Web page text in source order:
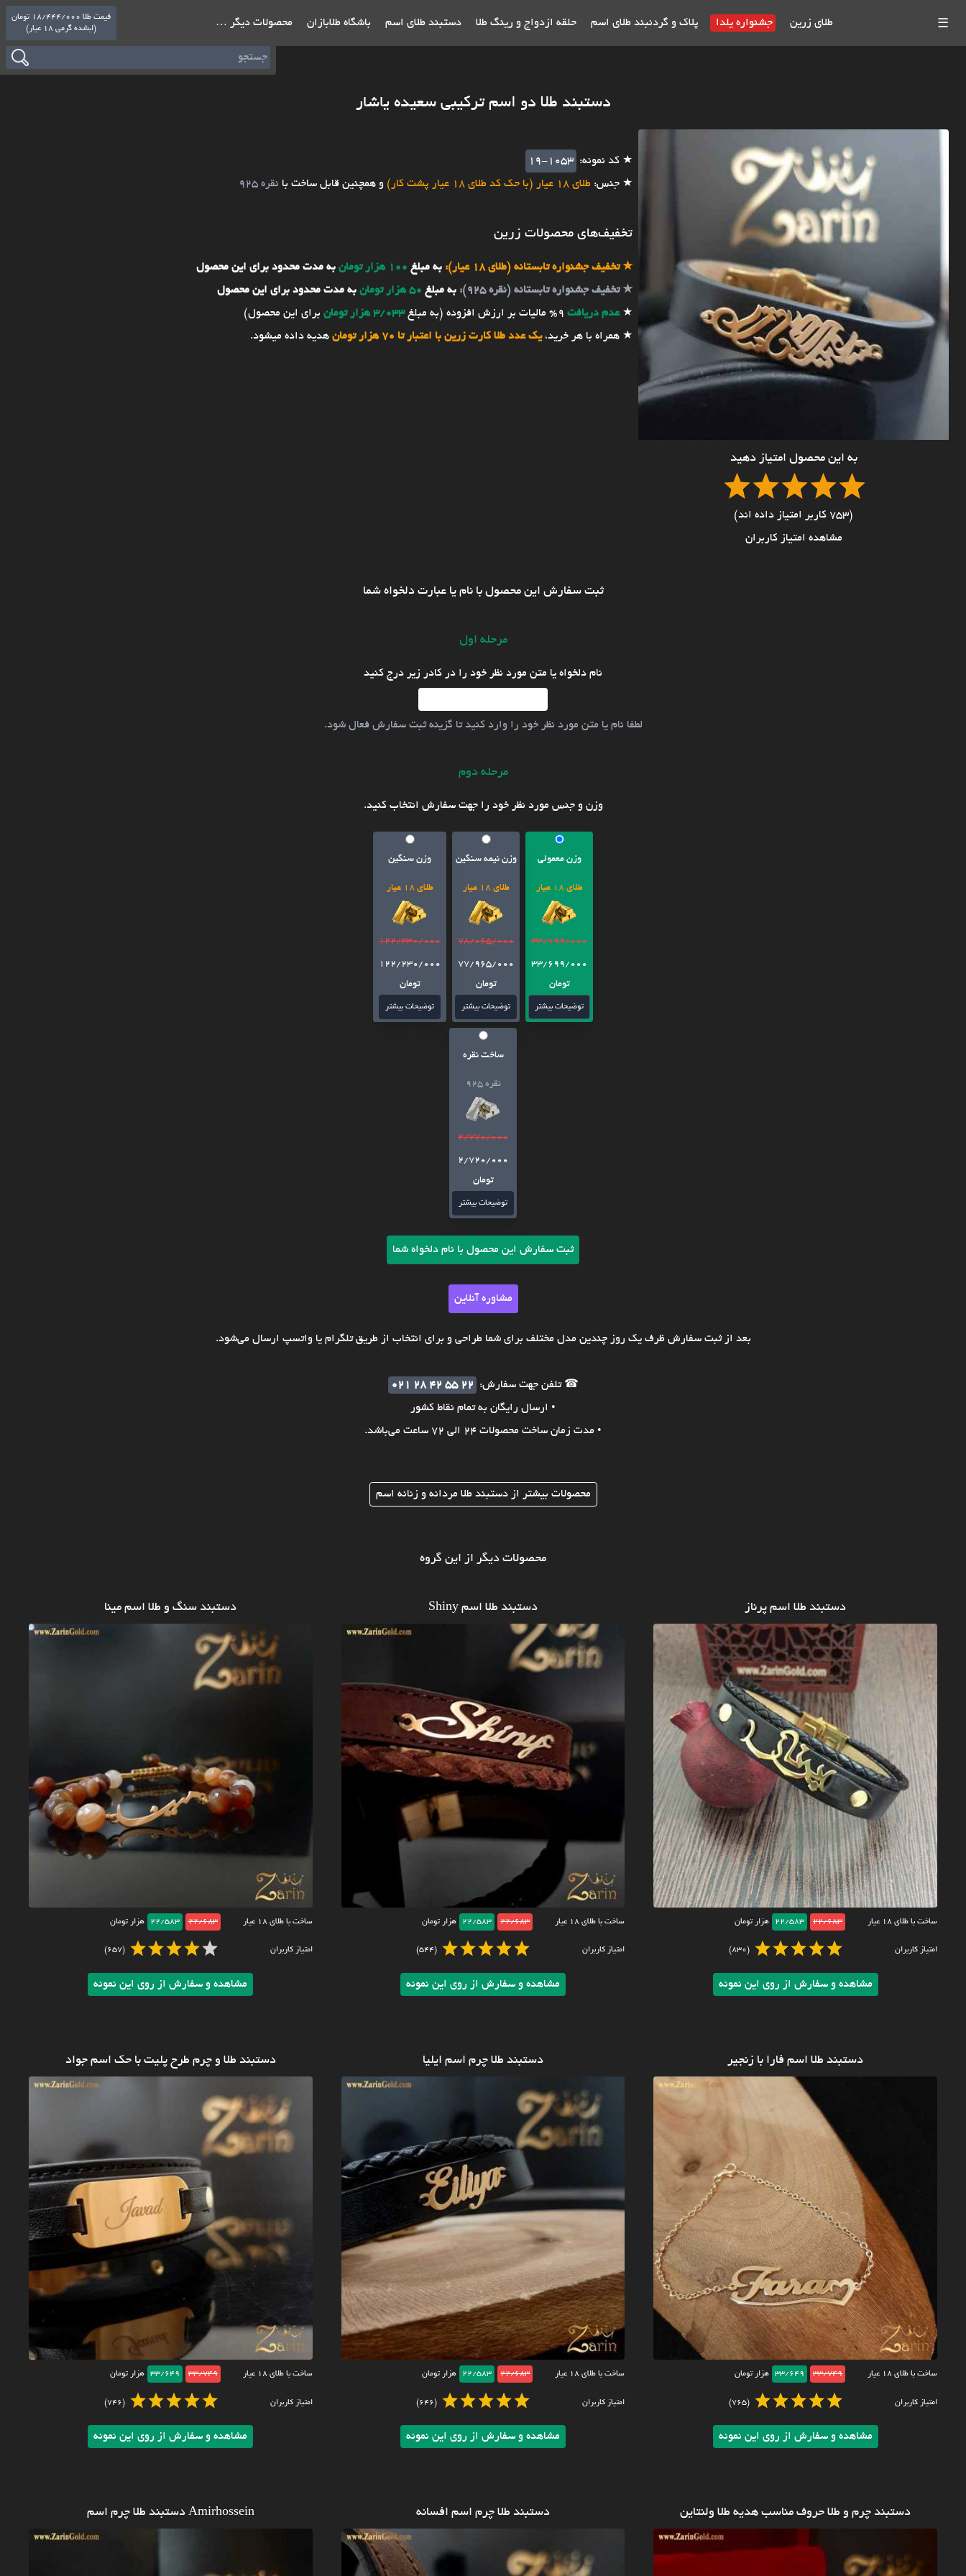
☰ طلای زرین جشنواره یلدا پلاک و گردنبند طلای اسم حلقه ازدواج و رینگ طلا دستبند طلای اسم باشگاه طلابازان محصولات دیگر …
قیمت طلا 18/444/000 تومان
(ابشده گرمی 18 عیار)
دستبند طلا دو اسم ترکیبی سعیده یاشار
به این محصول امتیاز دهید
(753 کاربر امتیاز داده اند)
مشاهده امتیاز کاربران
★ کد نمونه: 19-1053
★ جنس: طلای 18 عیار (با حک کد طلای 18 عیار پشت کار) و همچنین قابل ساخت با نقره 925
تخفیف‌های محصولات زرین
★تخفیف جشنواره تابستانه (طلای 18 عیار): به مبلغ 100 هزار تومان
به مدت محدود برای این محصول
★تخفیف جشنواره تابستانه (نقره 925): به مبلغ 50 هزار تومان
به مدت محدود برای این محصول
★عدم دریافت 9% مالیات بر ارزش افزوده (به مبلغ 3/033 هزار تومان
برای این محصول)
★ همراه با هر خرید،یک عدد طلا کارت زرین با اعتبار تا 70 هزار تومان هدیه داده میشود.
ثبت سفارش این محصول با نام یا عبارت دلخواه شما
مرحله اول
نام دلخواه یا متن مورد نظر خود را در کادر زیر درج کنید
لطفا نام یا متن مورد نظر خود را وارد کنید تا گزینه ثبت سفارش فعال شود.
مرحله دوم
وزن و جنس مورد نظر خود را جهت سفارش انتخاب کنید.
وزن معمولی
طلای 18 عیار
33/799/000
33/699/000
تومان
توضیحات بیشتر
وزن نیمه سنگین
طلای 18 عیار
78/065/000
77/965/000
تومان
توضیحات بیشتر
وزن سنگین
طلای 18 عیار
122/330/000
122/230/000
تومان
توضیحات بیشتر
ساخت نقره
نقره 925
2/770/000
2/720/000
تومان
توضیحات بیشتر
ثبت سفارش این محصول با نام دلخواه شما
مشاوره آنلاین
بعد از ثبت سفارش ظرف یک روز چندین مدل مختلف برای شما طراحی و برای انتخاب از طریق تلگرام یا واتسپ ارسال می‌شود.
☎ تلفن جهت سفارش:
021 28 42 55 22
• ارسال رایگان به تمام نقاط کشور
• مدت زمان ساخت محصولات 24 الی 72 ساعت می‌باشد.
محصولات بیشتر از دستبند طلا مردانه و زنانه اسم
محصولات دیگر از این گروه
دستبند طلا اسم پرناز
ساخت با طلای ۱۸ عیار 22/683
22/583 هزار تومان
امتیاز کاربران (830)
مشاهده و سفارش از روی این نمونه
دستبند طلا اسم Shiny
ساخت با طلای ۱۸ عیار 22/683
22/583 هزار تومان
امتیاز کاربران (544)
مشاهده و سفارش از روی این نمونه
دستبند سنگ و طلا اسم مینا
ساخت با طلای ۱۸ عیار 22/683
22/583 هزار تومان
امتیاز کاربران (657)
مشاهده و سفارش از روی این نمونه
دستبند طلا اسم فارا با زنجیر
ساخت با طلای ۱۸ عیار 33/749
33/649 هزار تومان
امتیاز کاربران (765)
مشاهده و سفارش از روی این نمونه
دستبند طلا چرم اسم ایلیا
ساخت با طلای ۱۸ عیار 22/683
22/583 هزار تومان
امتیاز کاربران (646)
مشاهده و سفارش از روی این نمونه
دستبند طلا و چرم طرح پلیت با حک اسم جواد
ساخت با طلای ۱۸ عیار 33/749
33/649 هزار تومان
امتیاز کاربران (746)
مشاهده و سفارش از روی این نمونه
دستبند چرم و طلا حروف مناسب هدیه طلا ولنتاین دستبند طلا چرم اسم افسانه Amirhossein دستبند طلا چرم اسم